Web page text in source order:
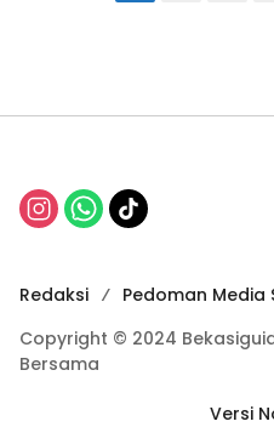
n
s
o
s
Redaksi
Pedoman Media
Copyright © 2024
Bersama
Versi